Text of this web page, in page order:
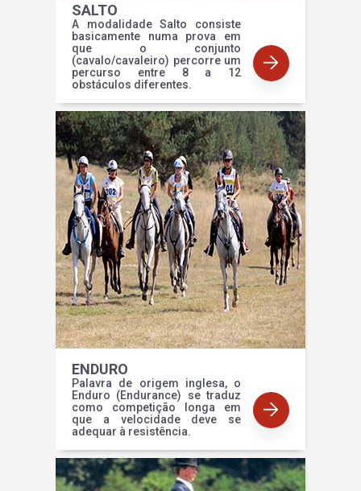
SALTO
A modalidade Salto consiste
basicamente numa prova em
que o conjunto
(cavalo/cavaleiro) percorre um
percurso entre 8 a 12
obstáculos diferentes.
ENDURO
Palavra de origem inglesa, o
Enduro (Endurance) se traduz
como competição longa em
que a velocidade deve se
adequar à resistência.